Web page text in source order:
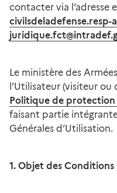
contacter via l’adresse
civilsdeladefense.resp-
Le ministère des
l’Utilisateur (visiteur
Politique de protection
faisant partie
Générales d’Utilisation.
1. Objet des Conditions